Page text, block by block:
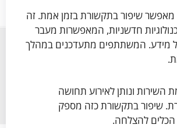
שיפור בתקשורת בזמן אמת. זה
חדשניות, המאפשרות מעבר
מידע. המשתתפים מתעדכנים במהלך
ונותן לאירוע תחושה
שיפור בתקשורת כזה מספק
להצלחה.